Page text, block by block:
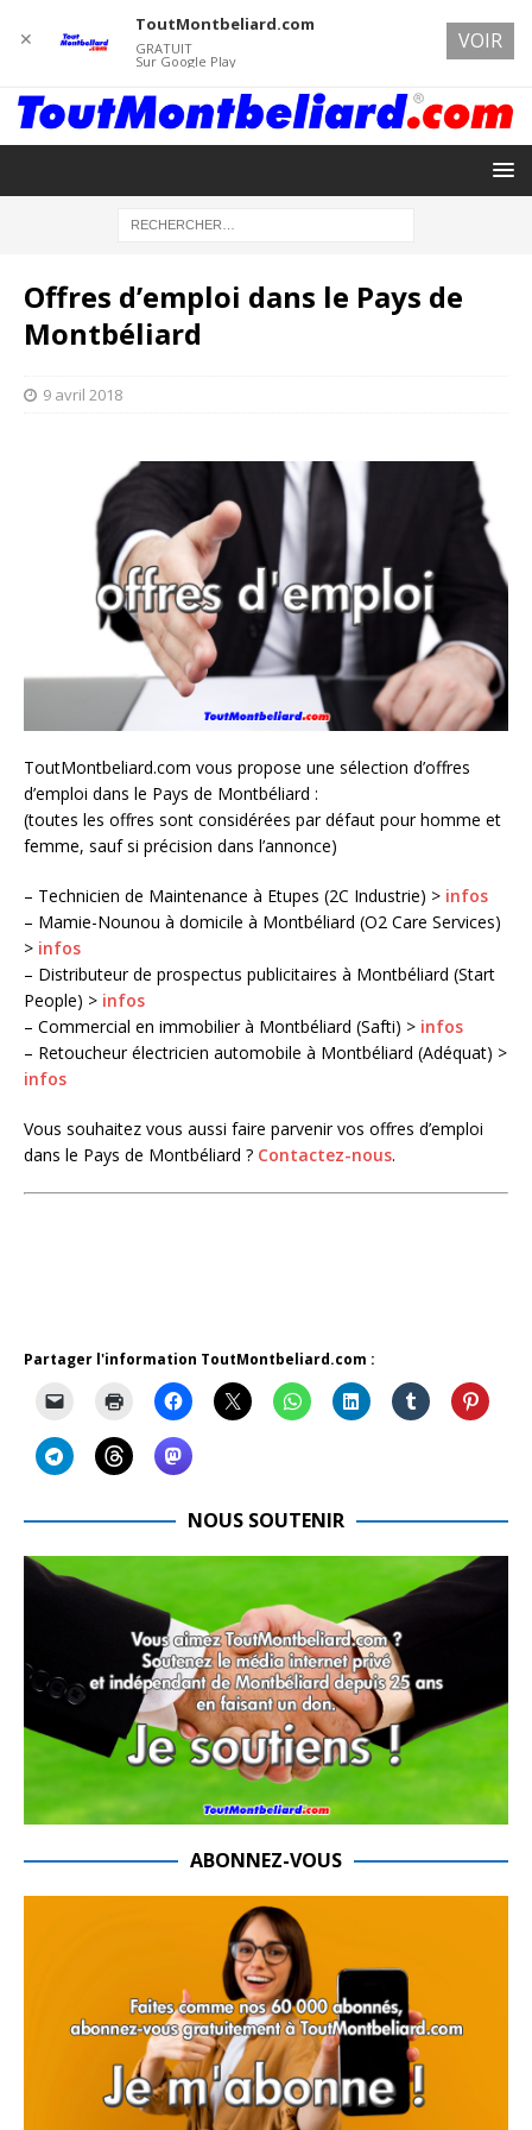
Offres d’emploi dans le Pays de
Montbéliard
9 avril 2018
ToutMontbeliard.com vous propose une sélection d’offres
d’emploi dans le Pays de Montbéliard :
(toutes les offres sont considérées par défaut pour homme et
femme, sauf si précision dans l’annonce)
– Technicien de Maintenance à Etupes (2C Industrie) > infos
– Mamie-Nounou à domicile à Montbéliard (O2 Care Services)
> infos
– Distributeur de prospectus publicitaires à Montbéliard (Start
People) > infos
– Commercial en immobilier à Montbéliard (Safti) > infos
– Retoucheur électricien automobile à Montbéliard (Adéquat) >
infos
Vous souhaitez vous aussi faire parvenir vos offres d’emploi
dans le Pays de Montbéliard ? Contactez-nous.
Partager l'information ToutMontbeliard.com :
NOUS SOUTENIR
ABONNEZ-VOUS
✕
ToutMontbeliard.com
GRATUIT
Sur Google Play
VOIR